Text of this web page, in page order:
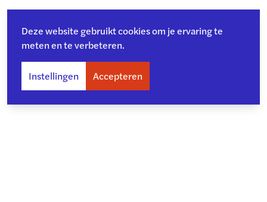
Deze website gebruikt cookies om je ervaring te
meten en te verbeteren.
Instellingen Accepteren